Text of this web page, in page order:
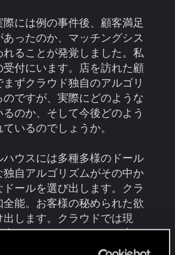
際には例の事件後、顧客満足
ったのか、マッチングシス
ることが発覚しました。私
付にいます。店を訪れた顧
ずクラウド独自のアルゴリ
ですが、実際にどのような
のか、そして今後どのよう
いるのでしょうか。
ハウスには多種多様のドール
自アルゴリズムがその中か
ールを選び出します。クラ
能。お客様の秘められた欲
します。クラウドでは現
とマッチしたドールの中か
十分な情報を元に決断できる